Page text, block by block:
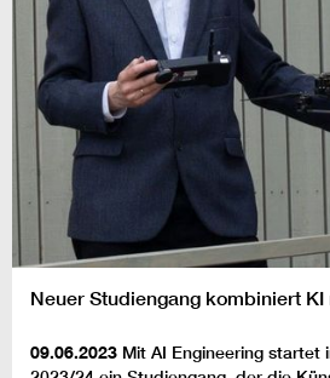
Neuer Studiengang kombiniert
09.06.2023 Mit AI Engineering startet